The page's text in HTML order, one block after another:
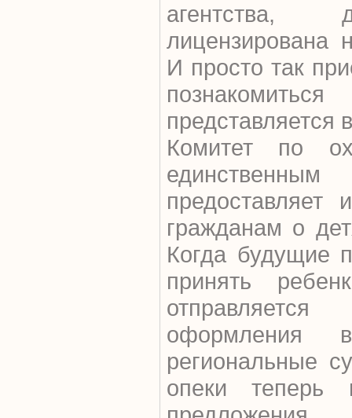
агентства,
лицензирована
И просто так
представляется
Комитет по
предоставляет
гражданам о
Когда будущие
принять
оформления
региональные
опеки теперь